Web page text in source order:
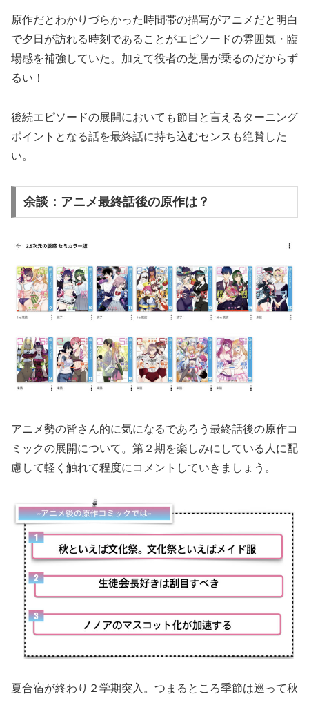
原作だとわかりづらかった時間帯の描写がアニメだと明白
で夕日が訪れる時刻であることがエピソードの雰囲気・臨
場感を補強していた。加えて役者の芝居が乗るのだからず
るい！
後続エピソードの展開においても節目と言えるターニング
ポイントとなる話を最終話に持ち込むセンスも絶賛した
い。
余談：アニメ最終話後の原作は？
アニメ勢の皆さん的に気になるであろう最終話後の原作コ
ミックの展開について。第２期を楽しみにしている人に配
慮して軽く触れて程度にコメントしていきましょう。
夏合宿が終わり２学期突入。つまるところ季節は巡って秋